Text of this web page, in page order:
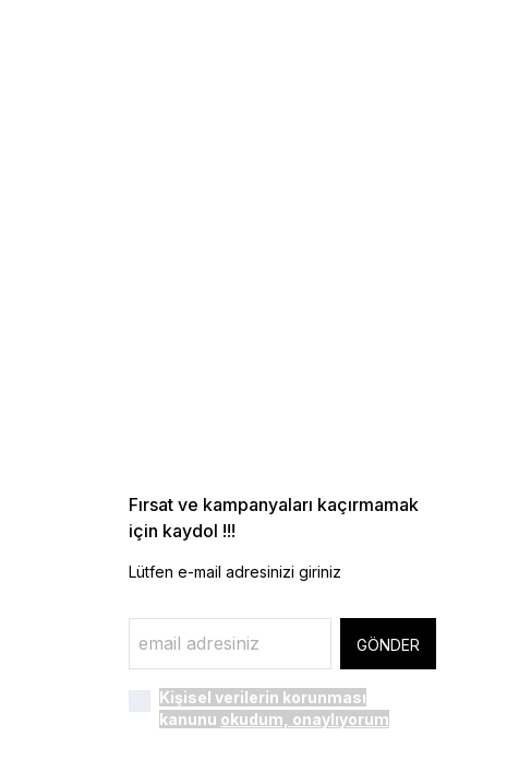
Fırsat ve kampanyaları kaçırmamak
için kaydol !!!
Lütfen e-mail adresinizi giriniz
GÖNDER
Kişisel verilerin korunması
kanunu okudum, onaylıyorum